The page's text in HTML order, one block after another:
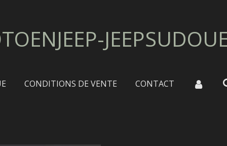
CONDITIONS DE VENTE CONTACT